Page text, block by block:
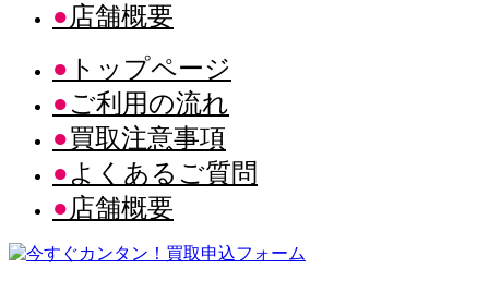
店舗概要
トップページ
ご利用の流れ
買取注意事項
よくあるご質問
店舗概要